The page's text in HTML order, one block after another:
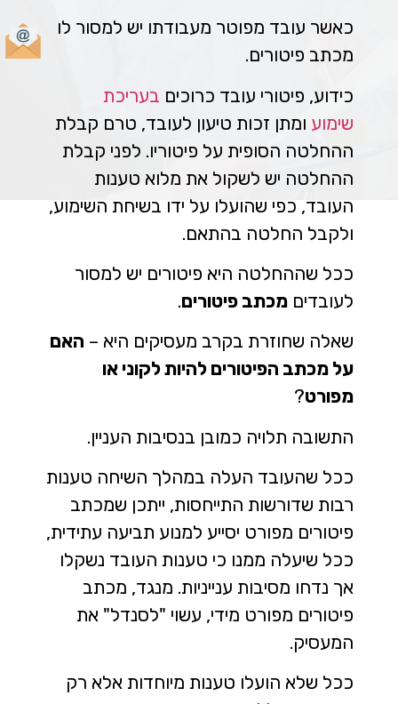
כאשר עובד מפוטר מעבודתו יש למסור לו
מכתב פיטורים.
כידוע, פיטורי עובד כרוכים בעריכת
שימוע ומתן זכות טיעון לעובד, טרם קבלת
ההחלטה הסופית על פיטוריו. לפני קבלת
ההחלטה יש לשקול את מלוא טענות
העובד, כפי שהועלו על ידו בשיחת השימוע,
ולקבל החלטה בהתאם.
ככל שההחלטה היא פיטורים יש למסור
לעובדים מכתב פיטורים.
שאלה שחוזרת בקרב מעסיקים היא – האם
על מכתב הפיטורים להיות לקוני או
מפורט?
התשובה תלויה כמובן בנסיבות העניין.
ככל שהעובד העלה במהלך השיחה טענות
רבות שדורשות התייחסות, ייתכן שמכתב
פיטורים מפורט יסייע למנוע תביעה עתידית,
ככל שיעלה ממנו כי טענות העובד נשקלו
אך נדחו מסיבות ענייניות. מנגד, מכתב
פיטורים מפורט מידי, עשוי "לסנדל" את
המעסיק.
ככל שלא הועלו טענות מיוחדות אלא רק